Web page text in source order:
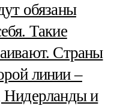
обязаны
Такие
Страны
линии –
Нидерланды и